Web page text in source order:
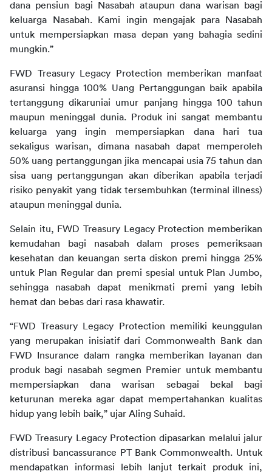
dana pensiun bagi Nasabah ataupun dana warisan bagi
keluarga Nasabah. Kami ingin mengajak para Nasabah
untuk mempersiapkan masa depan yang bahagia sedini
mungkin.”
FWD Treasury Legacy Protection memberikan manfaat
asuransi hingga 100% Uang Pertanggungan baik apabila
tertanggung dikaruniai umur panjang hingga 100 tahun
maupun meninggal dunia. Produk ini sangat membantu
keluarga yang ingin mempersiapkan dana hari tua
sekaligus warisan, dimana nasabah dapat memperoleh
50% uang pertanggungan jika mencapai usia 75 tahun dan
sisa uang pertanggungan akan diberikan apabila terjadi
risiko penyakit yang tidak tersembuhkan (terminal illness)
ataupun meninggal dunia.
Selain itu, FWD Treasury Legacy Protection memberikan
kemudahan bagi nasabah dalam proses pemeriksaan
kesehatan dan keuangan serta diskon premi hingga 25%
untuk Plan Regular dan premi spesial untuk Plan Jumbo,
sehingga nasabah dapat menikmati premi yang lebih
hemat dan bebas dari rasa khawatir.
“FWD Treasury Legacy Protection memiliki keunggulan
yang merupakan inisiatif dari Commonwealth Bank dan
FWD Insurance dalam rangka memberikan layanan dan
produk bagi nasabah segmen Premier untuk membantu
mempersiapkan dana warisan sebagai bekal bagi
keturunan mereka agar dapat mempertahankan kualitas
hidup yang lebih baik,” ujar Aling Suhaid.
FWD Treasury Legacy Protection dipasarkan melalui jalur
distribusi bancassurance PT Bank Commonwealth. Untuk
mendapatkan informasi lebih lanjut terkait produk ini,